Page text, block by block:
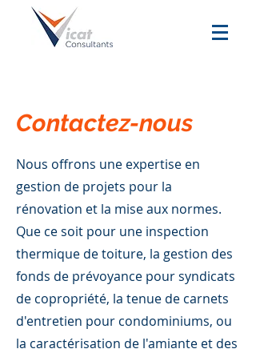
Contactez-nous
Nous offrons une expertise en
gestion de projets pour la
rénovation et la mise aux normes.
Que ce soit pour une inspection
thermique de toiture, la gestion des
fonds de prévoyance pour syndicats
de copropriété, la tenue de carnets
d'entretien pour condominiums, ou
la caractérisation de l'amiante et des